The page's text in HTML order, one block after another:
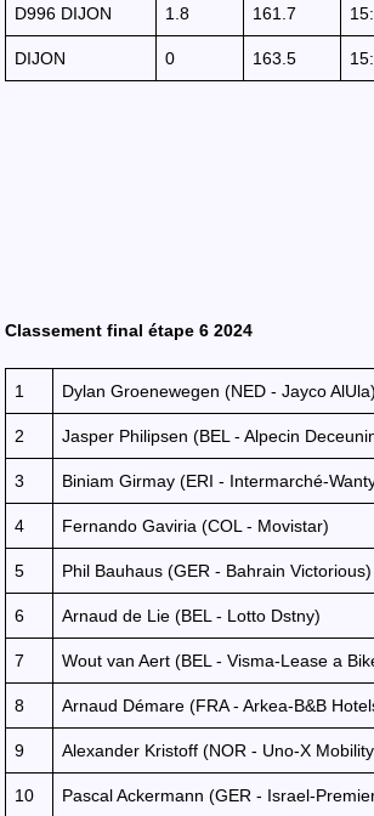
D996 DIJON 1.8 161.7
DIJON 0 163.5
Classement final étape 6 2024
1 Dylan Groenewegen (NED - Jayco AlUla)
2 Jasper Philipsen (BEL - Alpecin
3 Biniam Girmay (ERI - Intermarché-
4 Fernando Gaviria (COL - Movistar)
5 Phil Bauhaus (GER - Bahrain Victorious)
6 Arnaud de Lie (BEL - Lotto Dstny)
7 Wout van Aert (BEL - Visma-Lease a
8 Arnaud Démare (FRA - Arkea-B&B
9 Alexander Kristoff (NOR - Uno-X
10 Pascal Ackermann (GER - Israel-